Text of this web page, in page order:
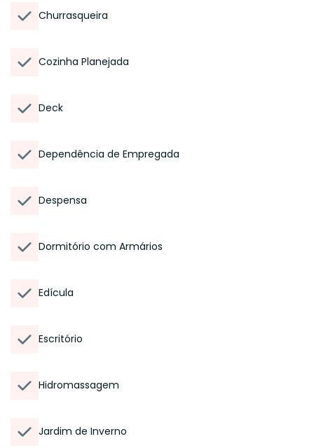
Churrasqueira
Cozinha Planejada
Deck
Dependência de Empregada
Despensa
Dormitório com Armários
Edícula
Escritório
Hidromassagem
Jardim de Inverno